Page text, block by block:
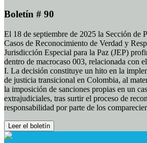
Boletín # 90
El 18 de septiembre de 2025 la Sección de
Casos de Reconocimiento de Verdad y
Jurisdicción Especial para la Paz (JEP)
dentro de macrocaso 003, relacionada con
I. La decisión constituye un hito en la
de justicia transicional en Colombia, al
la imposición de sanciones propias en un
extrajudiciales, tras surtir el proceso de
responsabilidad por parte de los
Leer el boletín